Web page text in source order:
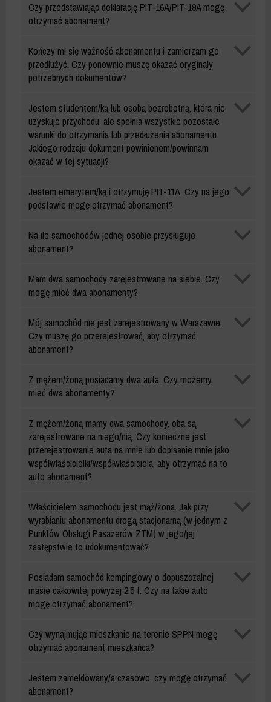
mieszkańca
Czy przedstawiając deklarację PIT‑16A/PIT-19A mogę
otrzymać abonament?
mieszkańca
Kończy mi się ważność abonamentu i zamierzam go
przedłużyć. Czy ponownie muszę okazać oryginały
potrzebnych dokumentów?
mieszkańca
Jestem studentem/ką lub osobą bezrobotną, która nie
uzyskuje przychodu, ale spełnia wszystkie pozostałe
warunki do otrzymania lub przedłużenia abonamentu.
Jakiego rodzaju dokument powinienem/powinnam
okazać w tej sytuacji?
mieszkańca
Jestem emerytem/ką i otrzymuję PIT-11A. Czy na jego
podstawie mogę otrzymać abonament?
mieszkańca
Na ile samochodów jednej osobie przysługuje
abonament?
mieszkańca
Mam dwa samochody zarejestrowane na siebie. Czy
mogę mieć dwa abonamenty?
mieszkańca
Mój samochód nie jest zarejestrowany w Warszawie.
Czy muszę go przerejestrować, aby otrzymać
abonament?
mieszkańca
Z mężem/żoną posiadamy dwa auta. Czy możemy
mieć dwa abonamenty?
mieszkańca
Z mężem/żoną mamy dwa samochody, oba są
zarejestrowane na niego/nią. Czy konieczne jest
przerejestrowanie auta na mnie lub dopisanie mnie jako
współwłaścicielki/współwłaściciela, aby otrzymać na to
auto abonament?
mieszkańca
Właścicielem samochodu jest mąż/żona. Jak przy
wyrabianiu abonamentu drogą stacjonarną (w jednym z
Punktów Obsługi Pasażerów ZTM) w jego/jej
zastępstwie to udokumentować?
mieszkańca
Posiadam samochód kempingowy o dopuszczalnej
masie całkowitej powyżej 2,5 t. Czy na takie auto
mogę otrzymać abonament?
mieszkańca
Czy wynajmując mieszkanie na terenie SPPN mogę
otrzymać abonament mieszkańca?
mieszkańca
Jestem zameldowany/a czasowo, czy mogę otrzymać
abonament?